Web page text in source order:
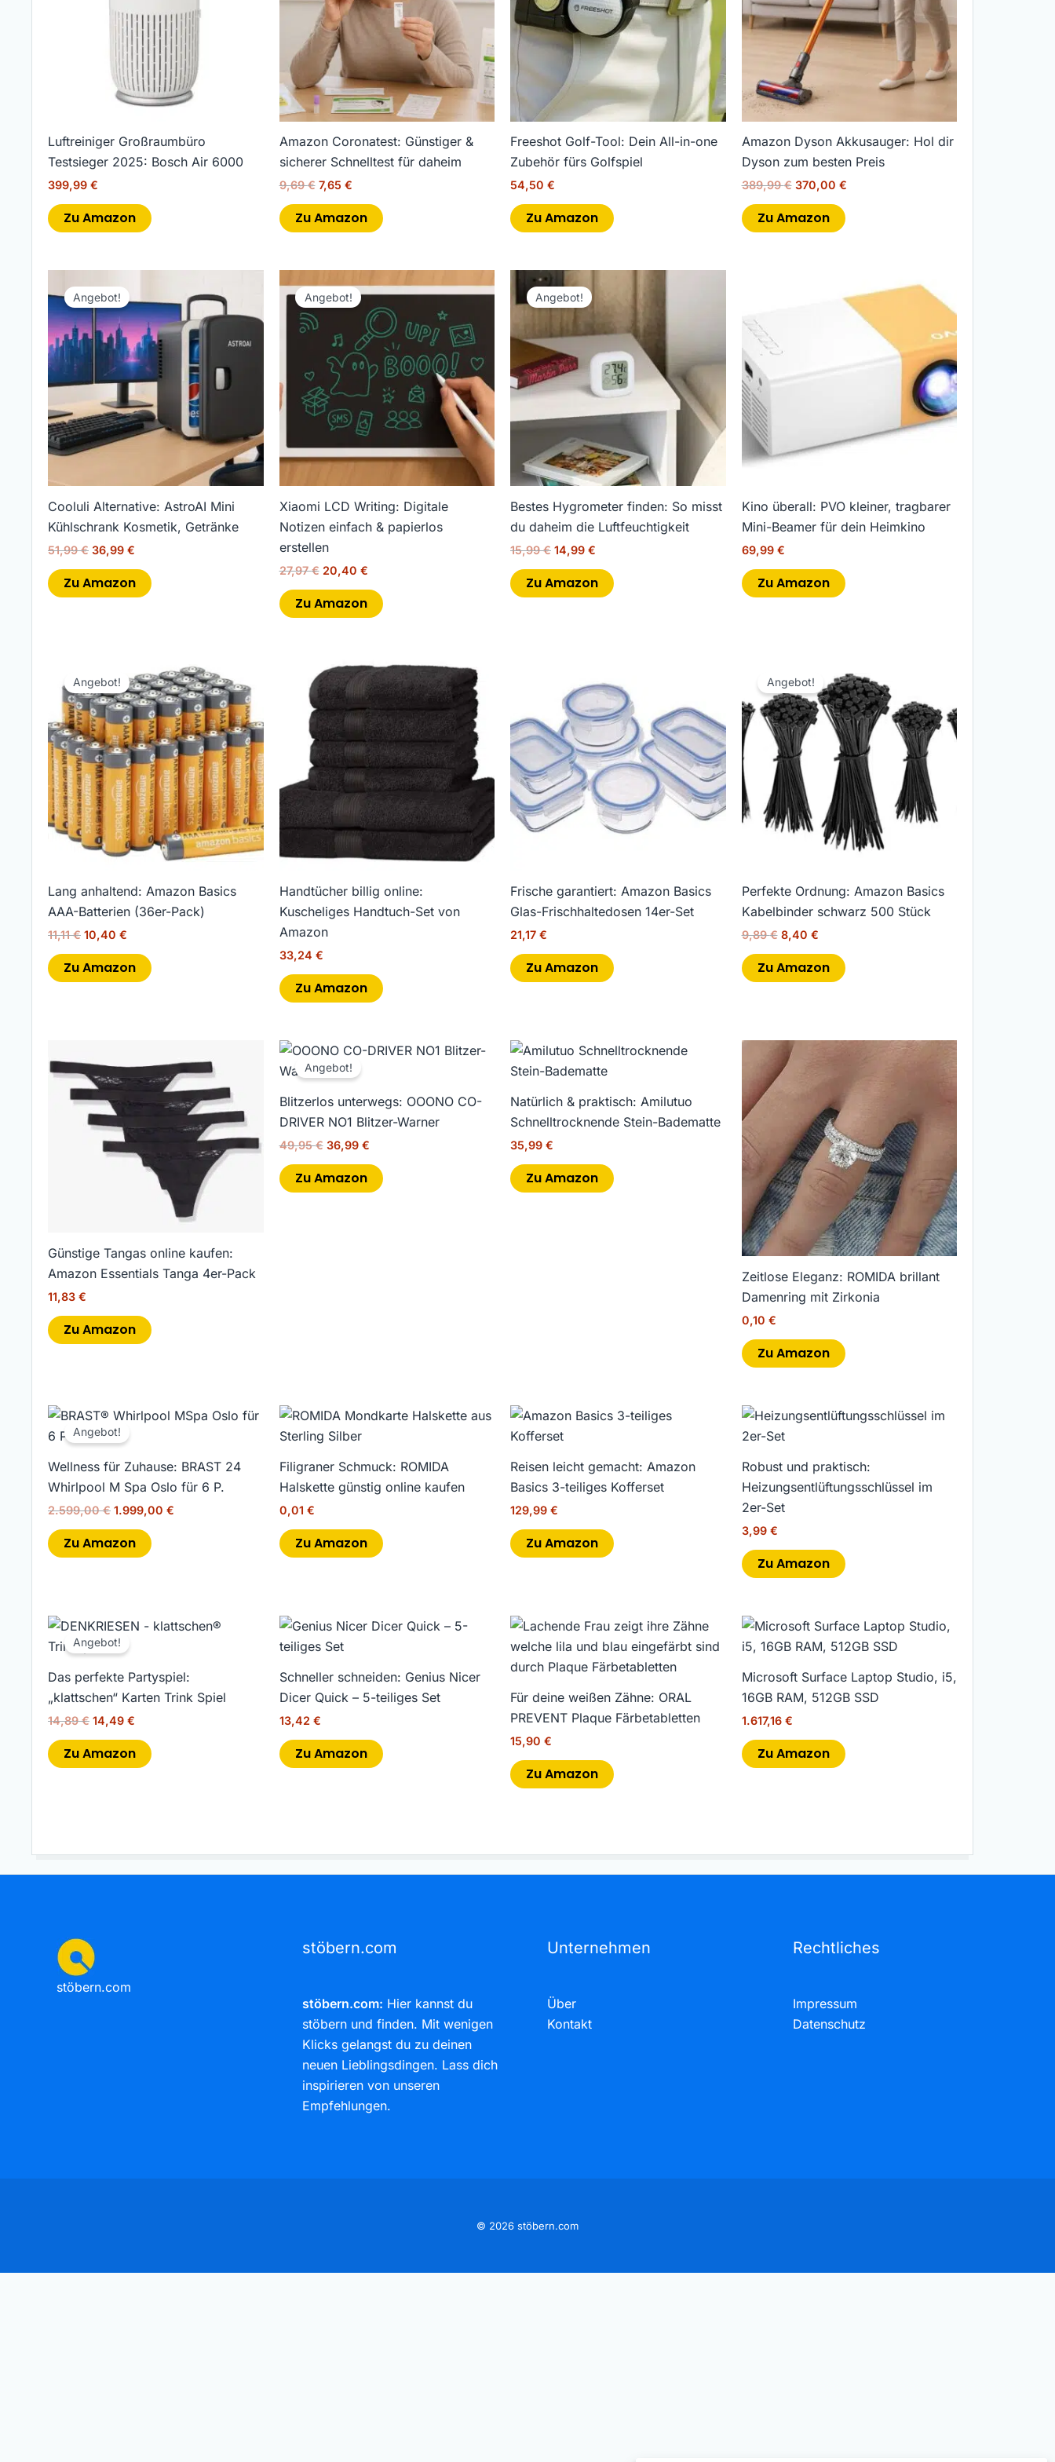
Luftreiniger Großraumbüro
Testsieger 2025: Bosch Air 6000
399,99 €
Zu Amazon
Amazon Coronatest: Günstiger &
sicherer Schnelltest für daheim
9,69€ 7,65 €
Zu Amazon
Freeshot Golf-Tool: Dein All-in-one
Zubehör fürs Golfspiel
54,50 €
Zu Amazon
Amazon Dyson Akkusauger: Hol dir
Dyson zum besten Preis
389,99€ 370,00 €
Zu Amazon
Angebot!
Cooluli Alternative: AstroAI Mini
Kühlschrank Kosmetik, Getränke
51,99€
Preis
war:
51,99 €
36,99 €
ist:
36,99 €.
Zu Amazon
Angebot!
Xiaomi LCD Writing: Digitale
Notizen einfach & papierlos
erstellen
27,97€
Preis
war:
20,40 €
Preis
ist:
20,40 €.
Zu Amazon
Angebot!
Bestes Hygrometer finden: So misst
du daheim die Luftfeuchtigkeit
15,99€
Preis
war:
15,99 €
14,99 €
ist:
Zu Amazon
Kino überall: PVO kleiner, tragbarer
Mini-Beamer für dein Heimkino
69,99 €
Zu Amazon
Angebot!
Lang anhaltend: Amazon Basics
AAA-Batterien (36er-Pack)
11,11€
Preis
war:
11,11 €
10,40 €
Preis
ist:
10,40 €.
Zu Amazon
Handtücher billig online:
Kuscheliges Handtuch-Set von
Amazon
33,24 €
Zu Amazon
Frische garantiert: Amazon Basics
Glas-Frischhaltedosen 14er-Set
21,17 €
Zu Amazon
Angebot!
Perfekte Ordnung: Amazon Basics
Kabelbinder schwarz 500 Stück
9,89€
Preis
war:
9,89 €
8,40 €
Preis
ist:
8,40 €.
Zu Amazon
Günstige Tangas online kaufen:
Amazon Essentials Tanga 4er-Pack
11,83 €
Zu Amazon
Angebot!
Blitzerlos unterwegs: OOONO CO-
DRIVER NO1 Blitzer-Warner
49,95€
Ursprünglicher
Preis
war:
36,99 €
Aktueller
Zu Amazon
Natürlich & praktisch: Amilutuo
Schnelltrocknende Stein-Badematte
35,99 €
Zu Amazon
Zeitlose Eleganz: ROMIDA brillant
Damenring mit Zirkonia
0,10 €
Zu Amazon
Angebot!
Wellness für Zuhause: BRAST 24
Whirlpool M Spa Oslo für 6 P.
2.599,00€
Ursprünglicher
Preis
war:
1.999,00 €
Aktueller
Preis
Zu Amazon
Filigraner Schmuck: ROMIDA
Halskette günstig online kaufen
0,01 €
Zu Amazon
Reisen leicht gemacht: Amazon
Basics 3-teiliges Kofferset
129,99 €
Zu Amazon
Robust und praktisch:
Heizungsentlüftungsschlüssel im
2er-Set
3,99 €
Zu Amazon
Angebot!
Das perfekte Partyspiel:
„klattschen“ Karten Trink Spiel
14,89€
Ursprünglicher
Preis
war:
14,49 €
Aktueller
Zu Amazon
Schneller schneiden: Genius Nicer
Dicer Quick – 5-teiliges Set
13,42 €
Zu Amazon
Für deine weißen Zähne: ORAL
PREVENT Plaque Färbetabletten
15,90 €
Zu Amazon
Microsoft Surface Laptop Studio, i5,
16GB RAM, 512GB SSD
1.617,16 €
Zu Amazon
stöbern.com
stöbern.com
stöbern.com: Hier kannst du
stöbern und finden. Mit wenigen
Klicks gelangst du zu deinen
neuen Lieblingsdingen. Lass dich
inspirieren von unseren
Empfehlungen.
Unternehmen
Über
Kontakt
Rechtliches
Impressum
Datenschutz
© 2026 stöbern.com